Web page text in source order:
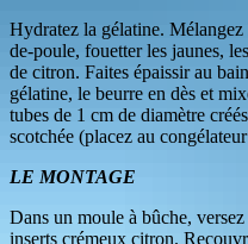
Hydratez la gélatine. Mélangez
de-poule, fouetter les jaunes,
de citron. Faites épaissir au
gélatine, le beurre en dès et
tubes de 1 cm de diamètre
scotchée (placez au
LE MONTAGE
Dans un moule à bûche,
inserts crémeux citron.